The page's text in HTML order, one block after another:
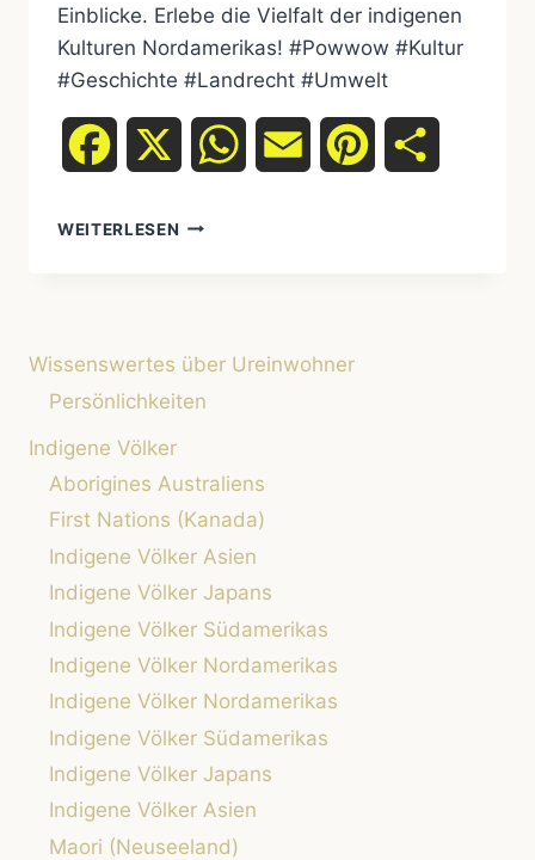
Einblicke. Erlebe die Vielfalt der indigenen
Kulturen Nordamerikas! #Powwow #Kultur
#Geschichte #Landrecht #Umwelt
Facebook WhatsAppEmail Pinterest
WEITERLESEN POWWOWS
IN
DIE
INDIGENEN
Wissenswertes über Ureinwohner
Persönlichkeiten
Indigene Völker
Aborigines Australiens
First Nations (Kanada)
Indigene Völker Asien
Indigene Völker Japans
Indigene Völker Südamerikas
Indigene Völker Nordamerikas
Indigene Völker Nordamerikas
Indigene Völker Südamerikas
Indigene Völker Japans
Indigene Völker Asien
Maori (Neuseeland)